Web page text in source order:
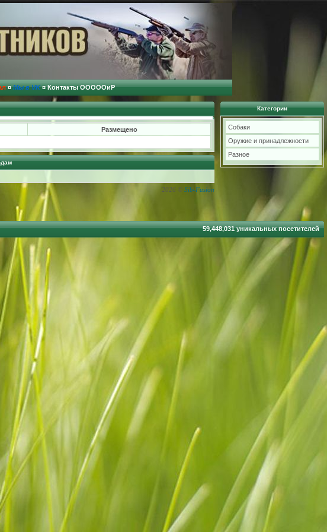
¤ Мы в VK ¤ Контакты ОООООиР
Размещено
2026 © Sib-Fusion
Категории
Собаки
Оружие и принадлежности
Разное
59,448,031 уникальных посетителей